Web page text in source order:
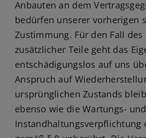
Anbauten an dem
bedürfen unserer vorherigen
Zustimmung. Für den Fall des
zusätzlicher Teile geht das
entschädigungslos auf uns
Anspruch auf
ursprünglichen Zustands
ebenso wie die Wartungs- und
Instandhaltungsverpflichtung